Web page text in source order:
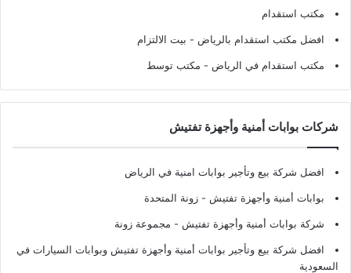
مكتب استقدام
افضل مكتب استقدام بالرياض - بيت الالتزام
مكتب استقدام في الرياض - مكتب توسط
شركات بوابات أمنية وأجهزة تفتيش
افضل شركة بيع وتأجير بوابات امنية في الرياض
بوابات أمنية وأجهزة تفتيش - زونة المتحدة
شركة بوابات أمنية وأجهزة تفتيش - مجموعة زونة
افضل شركة بيع وتأجير بوابات أمنية وأجهزة تفتيش وبوابات السيارات في
السعودية